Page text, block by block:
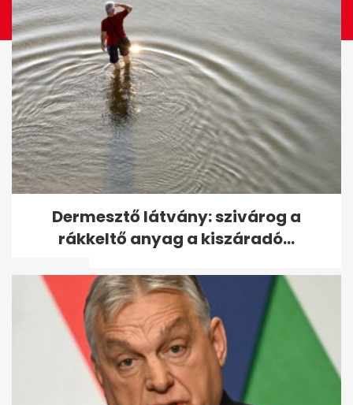
Szabálytalanul előzött, Volán-
buszt döntött árokba 38
utassal
Dermesztő látvány: szivárog a
rákkeltő anyag a kiszáradó...